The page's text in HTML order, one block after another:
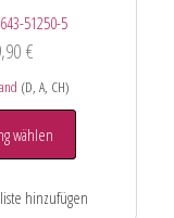
51250-5
€
(D, A, CH)
wählen